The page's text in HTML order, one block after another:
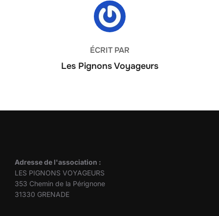
AUTEUR DE LA PUBLICATION
ÉCRIT PAR
Les Pignons Voyageurs
Adresse de l'association :
LES PIGNONS VOYAGEURS
353 Chemin de la Pérignone
31330 GRENADE